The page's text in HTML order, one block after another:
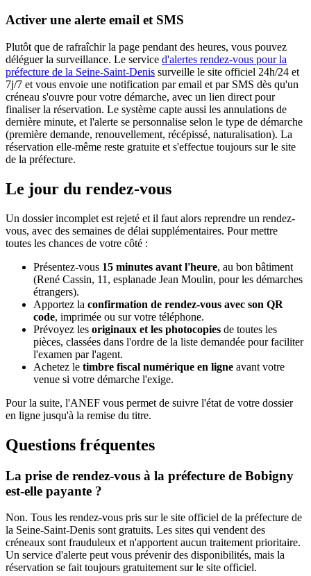
Activer une alerte email et SMS
Plutôt que de rafraîchir la page pendant des heures, vous pouvez
déléguer la surveillance. Le service d'alertes rendez-vous pour la
préfecture de la Seine-Saint-Denis surveille le site officiel 24h/24 et
7j/7 et vous envoie une notification par email et par SMS dès qu'un
créneau s'ouvre pour votre démarche, avec un lien direct pour
finaliser la réservation. Le système capte aussi les annulations de
dernière minute, et l'alerte se personnalise selon le type de démarche
(première demande, renouvellement, récépissé, naturalisation). La
réservation elle-même reste gratuite et s'effectue toujours sur le site
de la préfecture.
Le jour du rendez-vous
Un dossier incomplet est rejeté et il faut alors reprendre un rendez-
vous, avec des semaines de délai supplémentaires. Pour mettre
toutes les chances de votre côté :
Présentez-vous 15 minutes avant l'heure, au bon bâtiment
(René Cassin, 11, esplanade Jean Moulin, pour les démarches
étrangers).
Apportez la confirmation de rendez-vous avec son QR
code, imprimée ou sur votre téléphone.
Prévoyez les originaux et les photocopies de toutes les
pièces, classées dans l'ordre de la liste demandée pour faciliter
l'examen par l'agent.
Achetez le timbre fiscal numérique en ligne avant votre
venue si votre démarche l'exige.
Pour la suite, l'ANEF vous permet de suivre l'état de votre dossier
en ligne jusqu'à la remise du titre.
Questions fréquentes
La prise de rendez-vous à la préfecture de Bobigny
est-elle payante ?
Non. Tous les rendez-vous pris sur le site officiel de la préfecture de
la Seine-Saint-Denis sont gratuits. Les sites qui vendent des
créneaux sont frauduleux et n'apportent aucun traitement prioritaire.
Un service d'alerte peut vous prévenir des disponibilités, mais la
réservation se fait toujours gratuitement sur le site officiel.